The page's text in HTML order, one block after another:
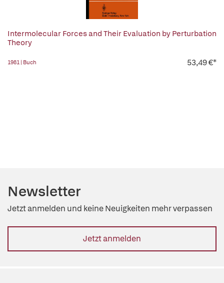
Intermolecular Forces and Their Evaluation by Perturbation
Theory
1981 | Buch 53,49 €*
Newsletter
Jetzt anmelden und keine Neuigkeiten mehr verpassen
Jetzt anmelden